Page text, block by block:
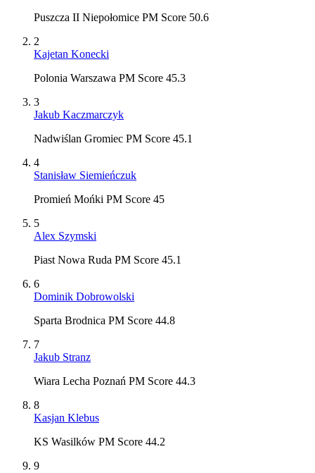
Puszcza II Niepołomice PM Score 50.6
2
Kajetan Konecki
Polonia Warszawa PM Score 45.3
3
Jakub Kaczmarczyk
Nadwiślan Gromiec PM Score 45.1
4
Stanisław Siemieńczuk
Promień Mońki PM Score 45
5
Alex Szymski
Piast Nowa Ruda PM Score 45.1
6
Dominik Dobrowolski
Sparta Brodnica PM Score 44.8
7
Jakub Stranz
Wiara Lecha Poznań PM Score 44.3
8
Kasjan Klebus
KS Wasilków PM Score 44.2
9